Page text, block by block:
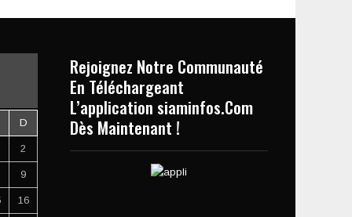
D
2
9
16
Rejoignez Notre Communauté
En Téléchargeant
L’application siaminfos.Com
Dès Maintenant !